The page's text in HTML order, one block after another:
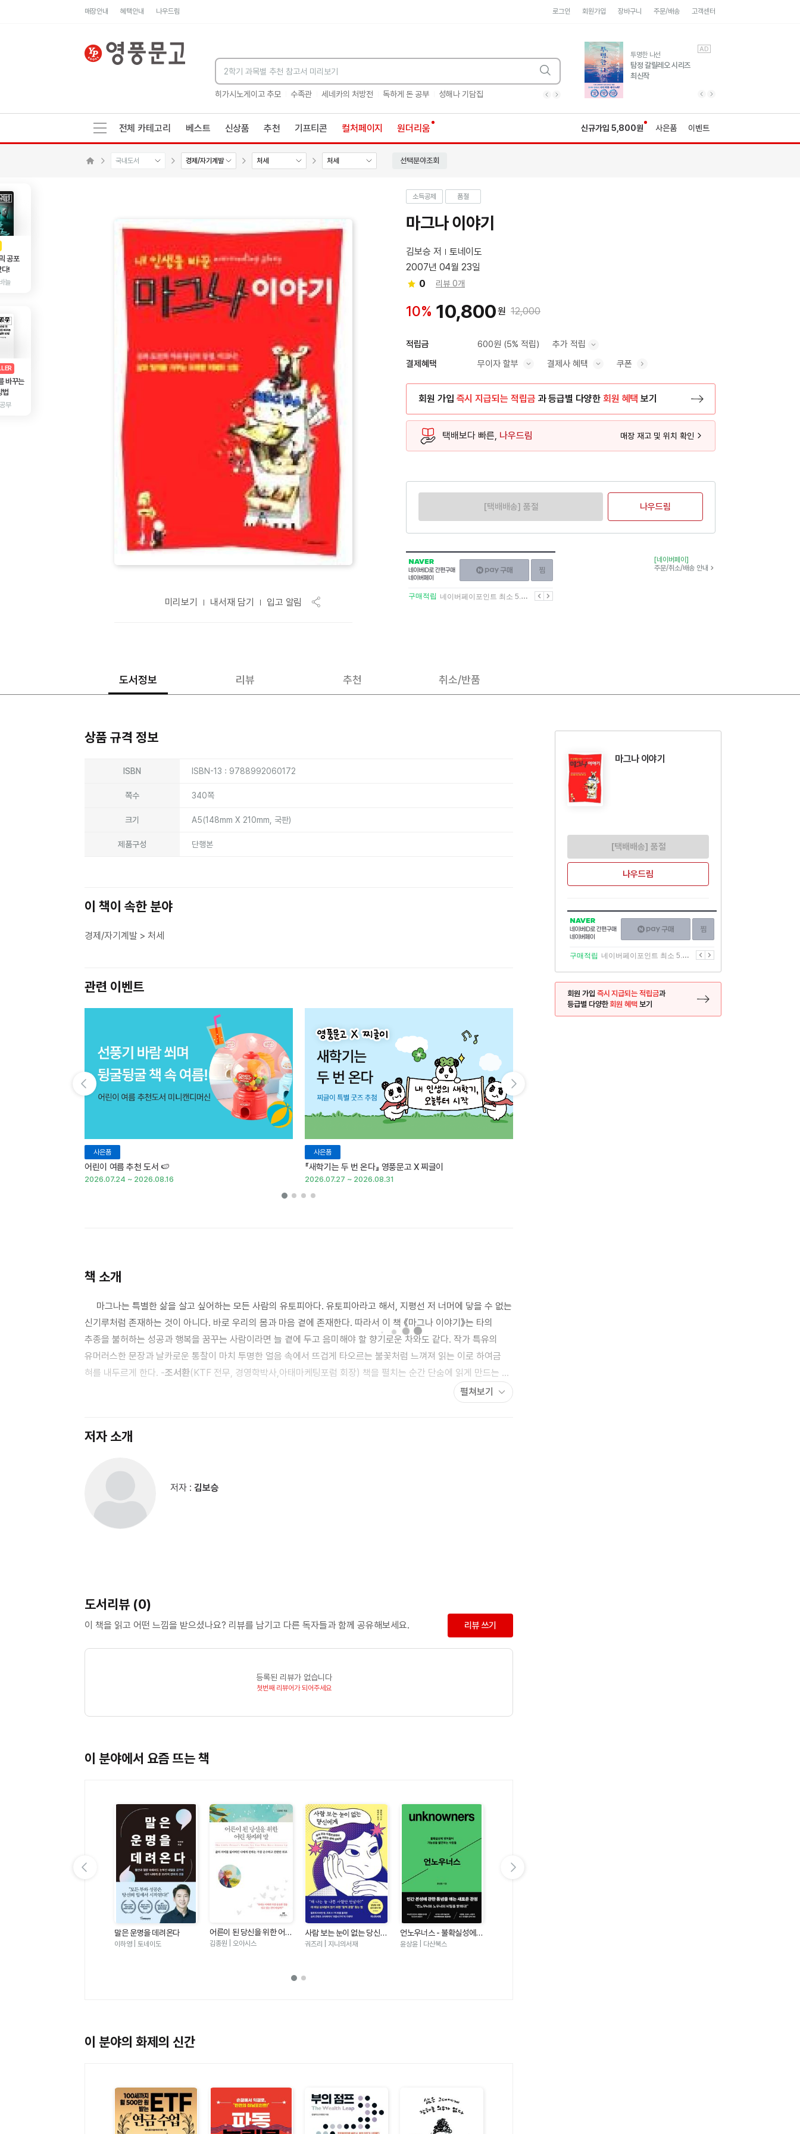
매장안내 혜택안내 나우드림 로그인 회원가입 장바구니 주문/배송 고객센터
히가시노게이고 추모 수족관 세네카의 처방전 독하게 돈 공부 성해나 기담집 히가시노게이고 추모 수족관 독하게 돈 공부
유럽 도시 기행3
풍성한 서사와 인문학적
통찰!
AD
투명한 나선
탐정 갈릴레오 시리즈
최신작
AD
전체 카테고리 베스트 신상품 추천 기프티콘 컬처페이지 원더리움 신규가입 5,800원 사은품 이벤트
국내도서 경제/자기계발 처세 처세 선택분야조회
AD
공포
다!
늘
AD
바꾸는
법
부
미리보기 내서재 담기 입고 알림
소득공제 품절
마그나 이야기
김보승 저
토네이도
2007년 04월 23일
0
리뷰 0개
10% 10,800원 12,000
적립금 600원 (5% 적립) 추가 적립
결제혜택 무이자 할부 결제사 혜택 쿠폰
회원 가입 즉시 지급되는 적립금 과 등급별 다양한 회원 혜택 보기
택배보다 빠른, 나우드림 매장 재고 및 위치 확인
[택배배송] 품절 나우드림
NAVER
네이버
ID로
간편구매
네이버페이
구매하기
이전
구매적립 네이버페이포인트 최소 5.5% 적립 다음
[네이버페이]
주문/취소/배송 안내
도서정보 리뷰 추천 취소/반품
상품 규격 정보
ISBN ISBN-13 : 9788992060172
쪽수 340쪽
크기 A5(148mm X 210mm, 국판)
제품구성 단행본
이 책이 속한 분야
경제/자기계발 > 처세
관련 이벤트
사은품
어린이 여름 추천 도서 🍉
2026.07.24 ~ 2026.08.16
사은품
『새학기는 두 번 온다』 영풍문고 X 찌글이
2026.07.27 ~ 2026.08.31
책 소개
마그나는 특별한 삶을 살고 싶어하는 모든 사람의 유토피아다. 유토피아라고 해서, 지평선 저 너머에 닿을 수 없는
신기루처럼 존재하는 것이 아니다. 바로 우리의 몸과 마음 곁에 존재한다. 따라서 이 책 《마그나 이야기》는 타의
추종을 불허하는 성공과 행복을 꿈꾸는 사람이라면 늘 곁에 두고 음미해야 할 향기로운 차와도 같다. 작가 특유의
유머러스한 문장과 날카로운 통찰이 마치 투명한 얼음 속에서 뜨겁게 타오르는 불꽃처럼 느껴져 읽는 이로 하여금
혀를 내두르게 한다. -조서환(KTF 전무, 경영학박사,아태마케팅포럼 회장) 책을 펼치는 순간 단숨에 읽게 만드는 이
책의 매력은 박학한 두뇌 계발 이론과 소설적 재미, 그리고 탄탄한 이야기 구조에서 찾을 수 있다. 마그나라는
전설적인 기업에 입사한 주인공이 깨닫게 되는 창의력과 열정, 그리고 상상력을 독자들 역시 자신의 인생에 접목시켜
성공과 행복을 얻을 수 있다는 이 책의 강렬한 메시지는 오늘을 살아가는 모든 이에게 따뜻한 희망과 용기를
펼쳐보기
저자 소개
저자 : 김보승
도서리뷰 (0)
이 책을 읽고 어떤 느낌을 받으셨나요? 리뷰를 남기고 다른 독자들과 함께 공유해보세요. 리뷰 쓰기
등록된 리뷰가 없습니다
첫번째 리뷰어가 되어주세요
이 분야에서 요즘 뜨는 책
말은 운명을 데려온다
이하영 | 토네이도
어른이 된 당신을 위한 어린
왕자의 말 - 삶의 의미를 잃
김종원 | 오아시스
사람 보는 눈이 없는 당신에
게 - 상처 주는 사람으로부
궈즈리 | 지니의서재
언노우너스 - 불확실성에
뛰어들어 가능성을 발견하
윤상윤 | 다산북스
이 분야의 화제의 신간
마그나 이야기
[택배배송] 품절
나우드림
NAVER
네이버
ID로
네이버페이
구매하기
이전
구매적립 네이버페이포인트 최소 5.5% 적립 다음
회원 가입 즉시 지급되는 적립금과
등급별 다양한회원 혜택 보기